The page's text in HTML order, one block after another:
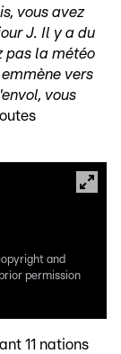
vous avez
J. Il y a du
pas la météo
vers
vous
and
permission
11 nations